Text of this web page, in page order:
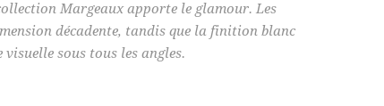
Margeaux apporte le glamour. Les
décadente, tandis que la finition blanc
sous tous les angles.